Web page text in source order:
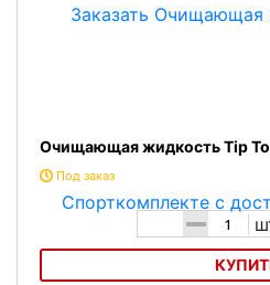
Очищающая жидкость Tip
Под заказ
-